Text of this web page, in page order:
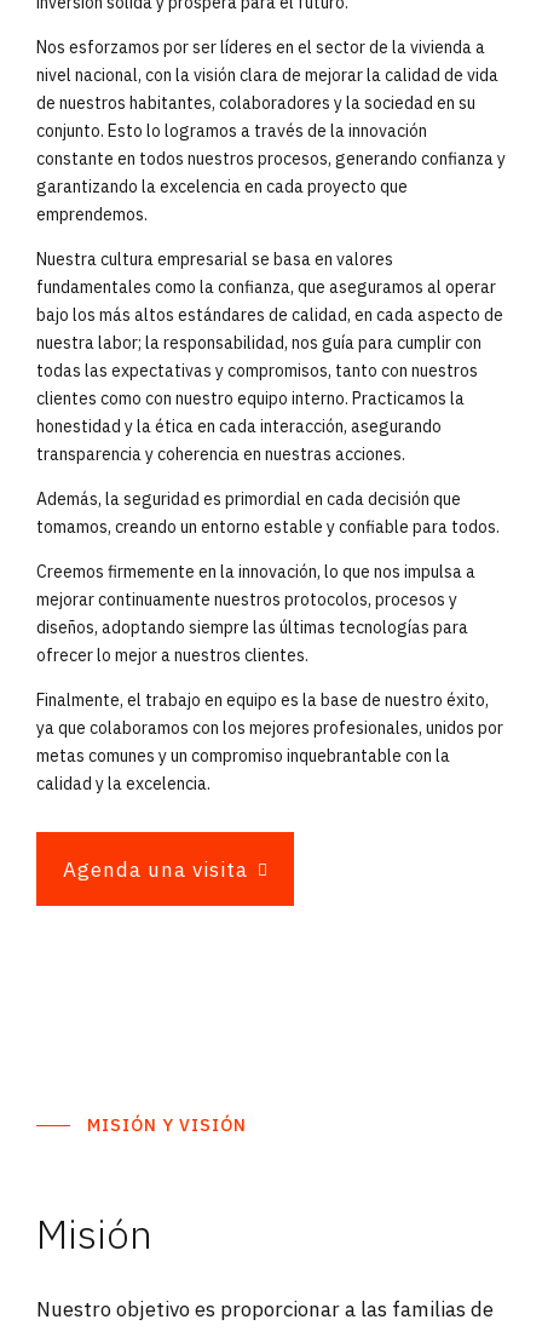
Nos esforzamos por ser líderes en el sector de la vivienda a
nivel nacional, con la visión clara de mejorar la calidad de vida
de nuestros habitantes, colaboradores y la sociedad en su
conjunto. Esto lo logramos a través de la innovación
constante en todos nuestros procesos, generando confianza y
garantizando la excelencia en cada proyecto que
emprendemos.
Nuestra cultura empresarial se basa en valores
fundamentales como la confianza, que aseguramos al operar
bajo los más altos estándares de calidad, en cada aspecto de
nuestra labor; la responsabilidad, nos guía para cumplir con
todas las expectativas y compromisos, tanto con nuestros
clientes como con nuestro equipo interno. Practicamos la
honestidad y la ética en cada interacción, asegurando
transparencia y coherencia en nuestras acciones.
Además, la seguridad es primordial en cada decisión que
tomamos, creando un entorno estable y confiable para todos.
Creemos firmemente en la innovación, lo que nos impulsa a
mejorar continuamente nuestros protocolos, procesos y
diseños, adoptando siempre las últimas tecnologías para
ofrecer lo mejor a nuestros clientes.
Finalmente, el trabajo en equipo es la base de nuestro éxito,
ya que colaboramos con los mejores profesionales, unidos por
metas comunes y un compromiso inquebrantable con la
calidad y la excelencia.
Agenda una visita
MISIÓN Y VISIÓN
Misión
Nuestro objetivo es proporcionar a las familias de